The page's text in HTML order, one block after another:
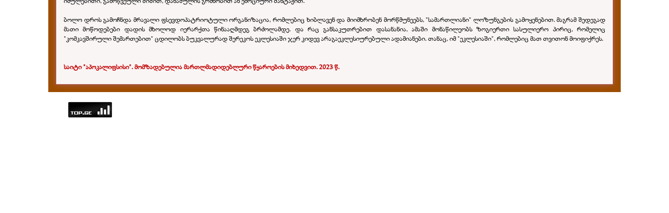
ბოლო დროს გამოჩნდა მრავალი ფსევდოპატრიოტული ორგანიზაცია, რომლებიც ხიბლავენ და მიიმხრობენ მორწმუნეებს, "სამართლიანი" ლოზუნგების გამოყენებით. მაგრამ შედეგად
მათი მოწოდებები დადის მხოლოდ იერარქთა წინააღმდეგ ბრძოლამდე. და რაც განსაკუთრებით დასანანია, ამაში მონაწილეობს ზოგიერთი სასულიერო პირიც, რომელიც
"კომკავშირული შემართებით" ცდილობს ბუკვალურად შერეკოს ეკლესიაში ჯერ კიდევ არაგაეკლესიურებული ადამიანები. თანაც, იმ "ეკლესიაში", რომლებიც მათ თვითონ მოიფიქრეს.
საიტი "აპოკალიფსისი". მომზადებულია მართლმადიდებლური წყაროების მიხედვით. 2023 წ.